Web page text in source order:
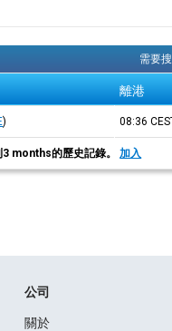
需要
離港
) 08:36
3 months的歷史記錄。加入
公司
關於